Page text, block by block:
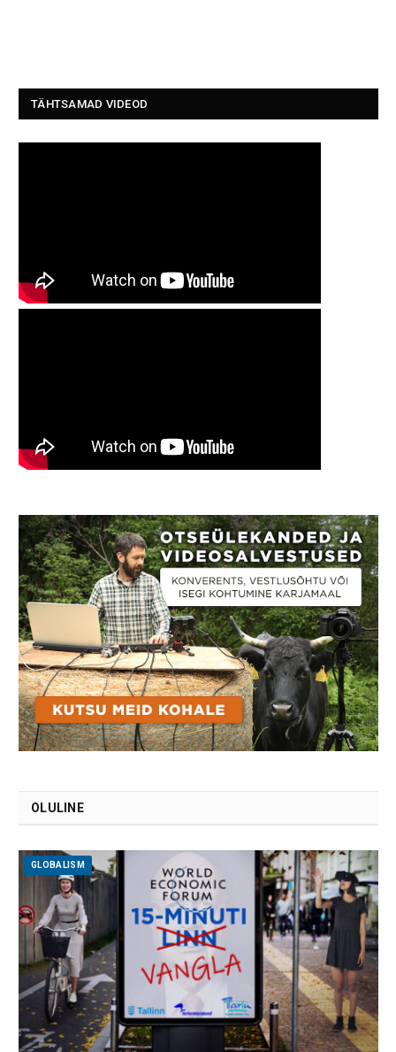
TÄHTSAMAD VIDEOD
OLULINE
GLOBALISM